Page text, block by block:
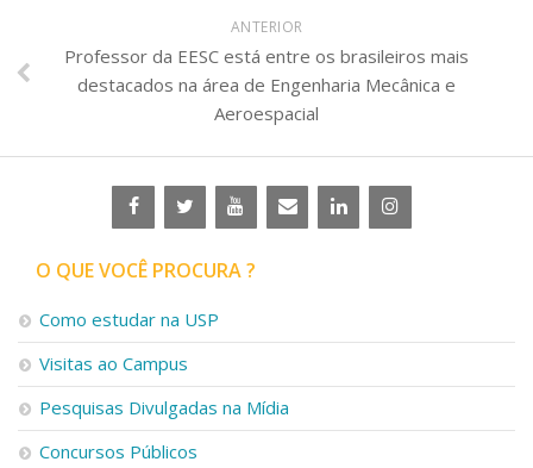
ANTERIOR
Professor da EESC está entre os brasileiros mais
destacados na área de Engenharia Mecânica e
Aeroespacial
O QUE VOCÊ PROCURA ?
Como estudar na USP
Visitas ao Campus
Pesquisas Divulgadas na Mídia
Concursos Públicos